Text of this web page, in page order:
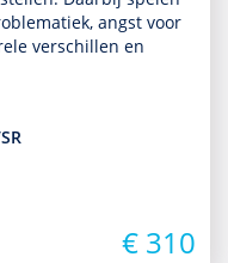
angst voor
ver­schil­len en
€ 310